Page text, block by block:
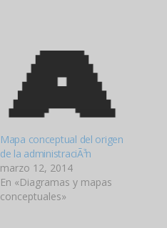
Mapa conceptual del origen
de la administraciÃ³n
marzo 12, 2014
En «Diagramas y mapas
conceptuales»